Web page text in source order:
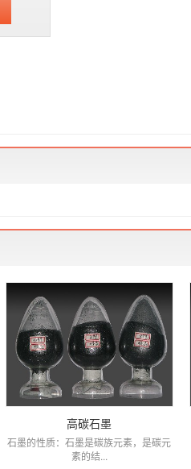
高碳石墨
石墨的性质：石墨是碳族元素，是碳元
素的结...